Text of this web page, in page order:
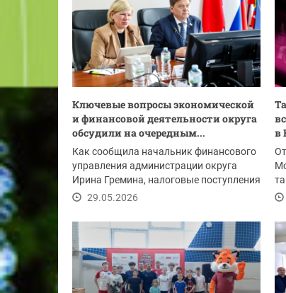
Ключевые вопросы экономической
и финансовой деятельности округа
обсудили на очередным...
Как сообщила начальник финансового
управления администрации округа
Ирина Гремина, налоговые поступления
сохраняют...
29.05.2026
в